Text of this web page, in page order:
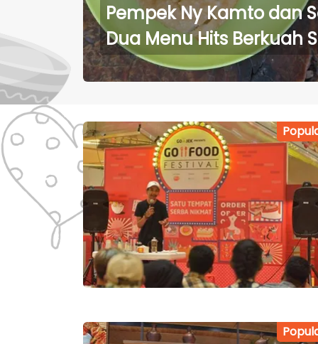
Pempek Ny Kamto dan
Dua Menu Hits Berkuah
di Surabaya